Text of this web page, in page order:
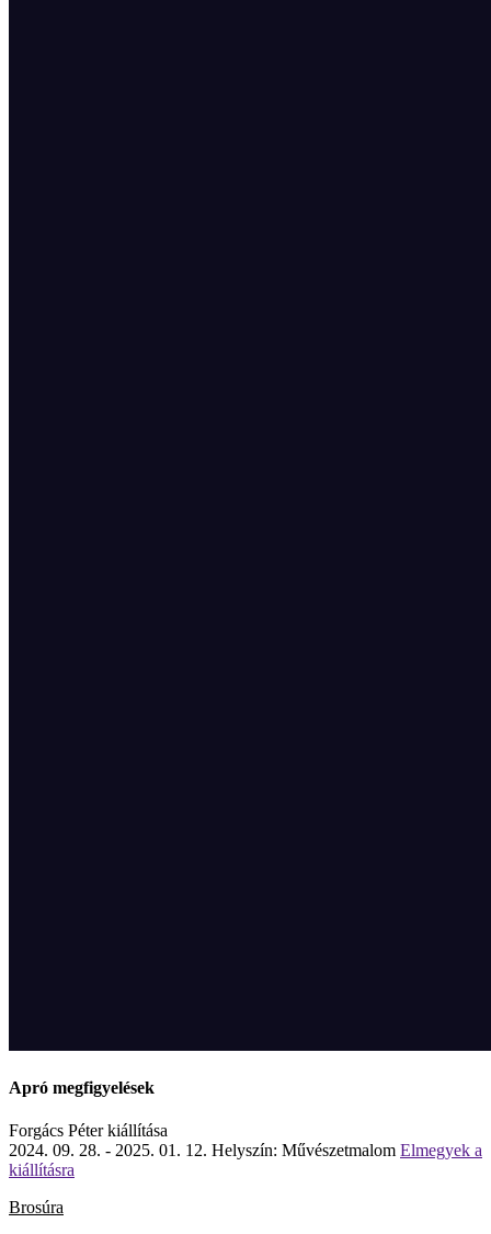
Apró megfigyelések
Forgács Péter kiállítása
2024. 09. 28. - 2025. 01. 12. Helyszín: Művészetmalom Elmegyek a
kiállításra
Brosúra